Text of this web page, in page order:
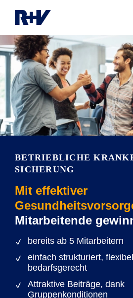
BETRIEBLICHE
SICHERUNG
Mit effektiver
Mitarbeitende
bereits ab 5 Mitarbeitern
einfach strukturiert,
bedarfsgerecht
Attraktive Beiträge, dank
Gruppenkonditionen